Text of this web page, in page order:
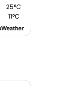
25°C
11°C